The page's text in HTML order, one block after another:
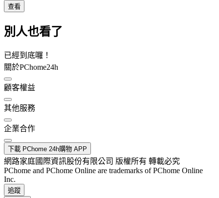
查看
別人也看了
已經到底囉！
關於PChome24h
顧客權益
其他服務
企業合作
下載 PChome 24h購物 APP
網路家庭國際資訊股份有限公司 版權所有 轉載必究
PChome and PChome Online are trademarks of PChome Online
Inc.
追蹤